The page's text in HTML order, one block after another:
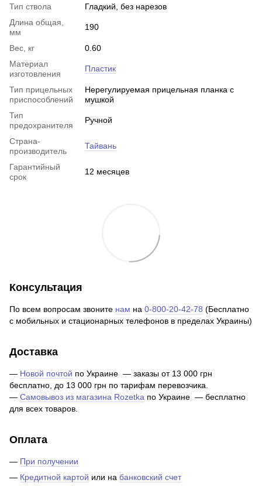
Тип ствола
Гладкий, без нарезов
Длина общая,
мм
190
Вес, кг
0.60
Материал
изготовления
Пластик
Тип прицельных
приспособлений
Нерегулируемая прицельная планка с
мушкой
Тип
предохранителя
Ручной
Страна-
производитель
Тайвань
Гарантийный
срок
12 месяцев
Консультация
По всем вопросам звоните нам на 0-800-20-42-78 (Бесплатно
с мобильных и стационарных телефонов в пределах Украины)
Доставка
— Новой почтой по Украине — заказы от 13 000 грн
бесплатно, до 13 000 грн по тарифам перевозчика.
— Самовывоз из магазина Rozetka по Украине — бесплатно
для всех товаров.
Оплата
— При получении
— Кредитной картой или на банковский счет